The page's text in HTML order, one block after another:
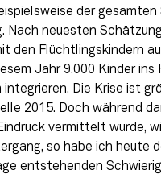
der gesamten
Nach neuesten
den Flüchtlingskindern
Jahr 9.000 Kinder ins
Die Krise ist
2015. Doch während
vermittelt wurde,
so habe ich heute
entstehenden